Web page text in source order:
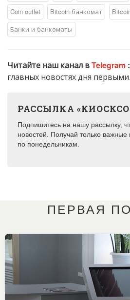
Coin outlet
Bitcoin банкомат
Банки и банкоматы
Читайте наш канал вTelegram :
главных новостях дня первыми.
РАССЫЛКА
Подпишитесь на нашу рассылку,
новостей. Получай только
по понедельникам.
ПЕРВАЯ